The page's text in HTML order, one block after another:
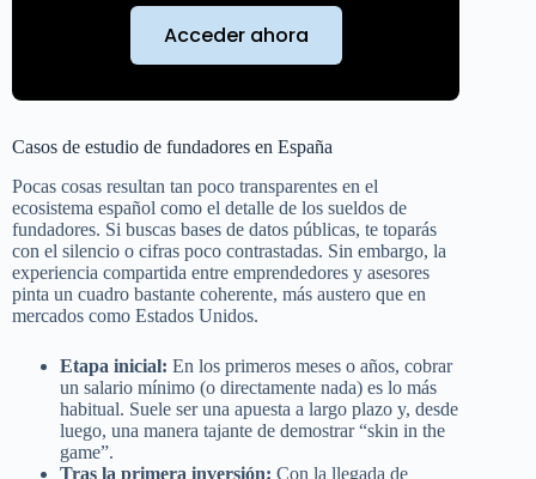
Acceder ahora
Casos de estudio de fundadores en España
Pocas cosas resultan tan poco transparentes en el
ecosistema español como el detalle de los sueldos de
fundadores. Si buscas bases de datos públicas, te toparás
con el silencio o cifras poco contrastadas. Sin embargo, la
experiencia compartida entre emprendedores y asesores
pinta un cuadro bastante coherente, más austero que en
mercados como Estados Unidos.
Etapa inicial: En los primeros meses o años, cobrar
un salario mínimo (o directamente nada) es lo más
habitual. Suele ser una apuesta a largo plazo y, desde
luego, una manera tajante de demostrar “skin in the
game”.
Tras la primera inversión: Con la llegada de